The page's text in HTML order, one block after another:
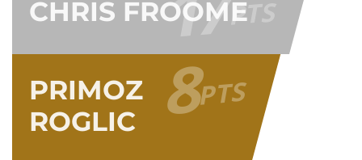
CHRIS FROOME
PTS
PRIMOZ
ROGLIC
8PTS